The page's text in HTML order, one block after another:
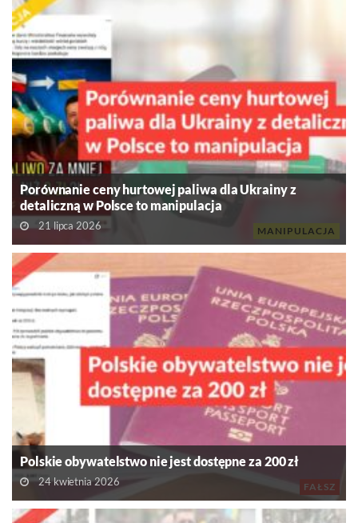
MANIPULACJA
Porównanie ceny hurtowej paliwa dla Ukrainy z
detaliczną w Polsce to manipulacja
21 lipca 2026
FAŁSZ
Polskie obywatelstwo nie jest dostępne za 200 zł
24 kwietnia 2026